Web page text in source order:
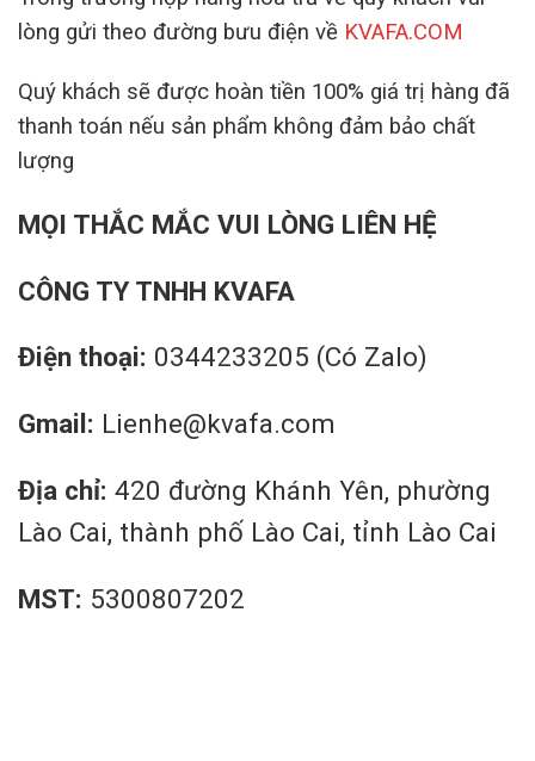
lòng gửi theo đường bưu điện về KVAFA.COM
Quý khách sẽ được hoàn tiền 100% giá trị hàng đã
thanh toán nếu sản phẩm không đảm bảo chất
lượng
MỌI THẮC MẮC VUI LÒNG LIÊN HỆ
CÔNG TY TNHH KVAFA
Điện thoại: 0344233205 (Có Zalo)
Gmail: Lienhe@kvafa.com
Địa chỉ: 420 đường Khánh Yên, phường
Lào Cai, thành phố Lào Cai, tỉnh Lào Cai
MST: 5300807202